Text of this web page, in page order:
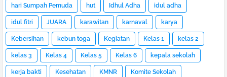
hari Sumpah Pemuda hut Idhul Adha idul adha
idul fitri JUARA karawitan karnaval karya
Kebersihan kebun toga Kegiatan Kelas 1 kelas 2
kelas 3 Kelas 4 Kelas 5 Kelas 6 kepala sekolah
kerja bakti Kesehatan KMNR Komite Sekolah